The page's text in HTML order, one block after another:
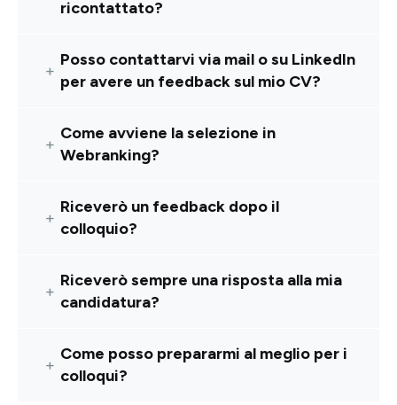
ricontattato?
Posso contattarvi via mail o su LinkedIn
per avere un feedback sul mio CV?
Come avviene la selezione in
Webranking?
Riceverò un feedback dopo il
colloquio?
Riceverò sempre una risposta alla mia
candidatura?
Come posso prepararmi al meglio per i
colloqui?